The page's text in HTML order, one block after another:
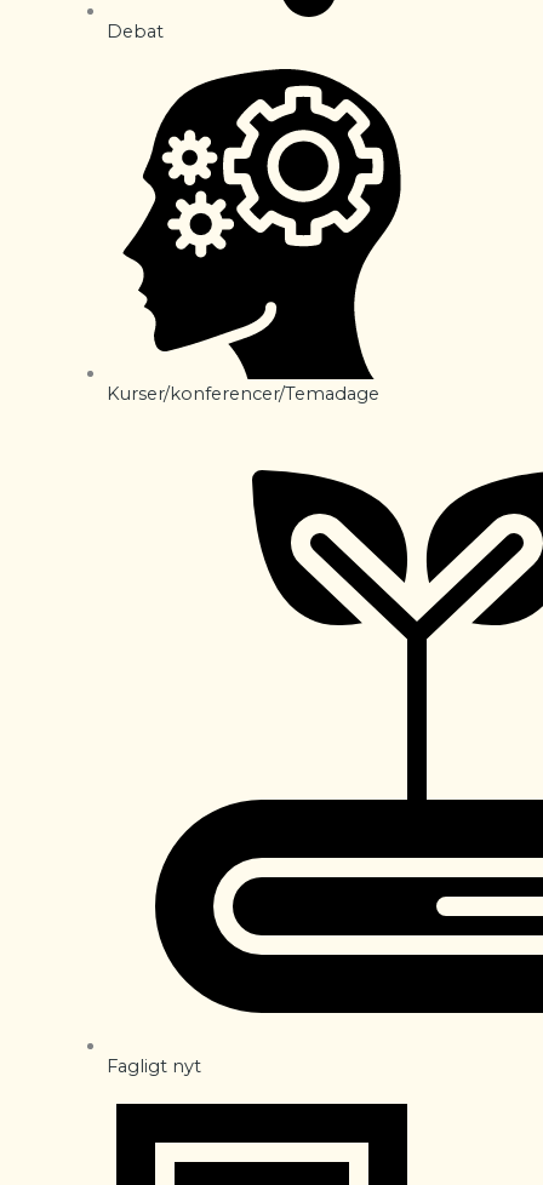
Debat
Kurser/konferencer/Temadage
Fagligt nyt